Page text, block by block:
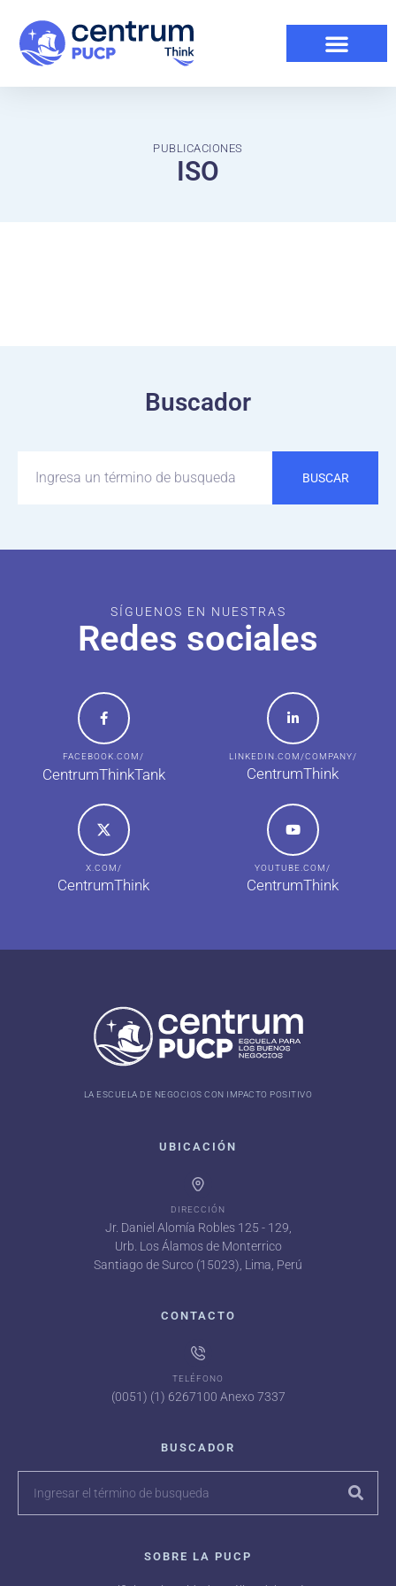
PUBLICACIONES
ISO
Buscador
BUSCAR
SÍGUENOS EN NUESTRAS
Redes sociales
FACEBOOK.COM/
CentrumThinkTank
LINKEDIN.COM/COMPANY/
CentrumThink
X.COM/
CentrumThink
YOUTUBE.COM/
CentrumThink
LA ESCUELA DE NEGOCIOS CON IMPACTO POSITIVO
UBICACIÓN
DIRECCIÓN
Jr. Daniel Alomía Robles 125 - 129,
Urb. Los Álamos de Monterrico
Santiago de Surco (15023), Lima, Perú
CONTACTO
TELÉFONO
(0051) (1) 6267100 Anexo 7337
BUSCADOR
SOBRE LA PUCP